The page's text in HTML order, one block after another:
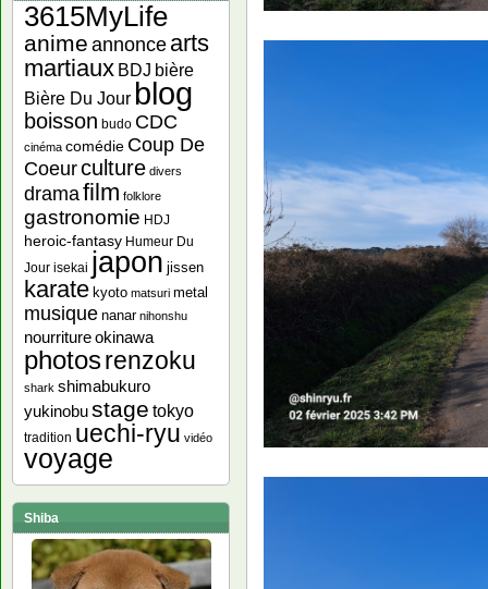
3615MyLife
anime annonce arts
martiaux BDJ bière
Bière Du Jour blog
boisson budo CDC
cinéma comédie Coup De
Coeurculture divers
dramafilm folklore
gastronomie HDJ
heroic-fantasy Humeur Du
Jour isekai japon jissen
karate kyoto matsuri metal
musique nanar nihonshu
nourritureokinawa
photosrenzoku
shark shimabukuro
yukinobustage tokyo
tradition uechi-ryu vidéo
voyage
Shiba